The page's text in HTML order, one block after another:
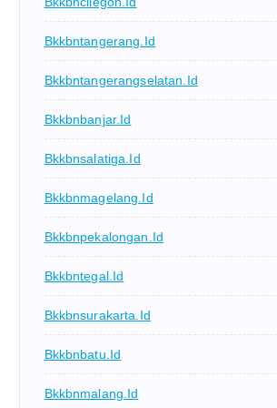
Bkkbntangerang.id
Bkkbntangerangselatan.id
Bkkbnbanjar.id
Bkkbnsalatiga.id
Bkkbnmagelang.id
Bkkbnpekalongan.id
Bkkbntegal.id
Bkkbnsurakarta.id
Bkkbnbatu.id
Bkkbnmalang.id